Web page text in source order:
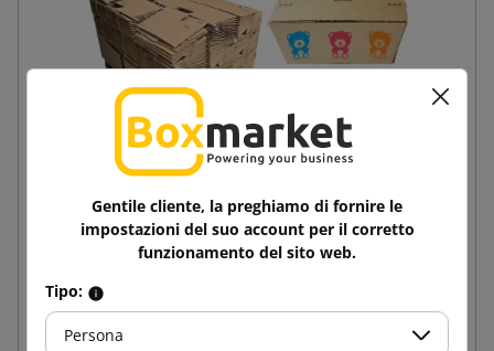
169x130x70 Scatola di spedizione con fondo
automatico SendBox S10 con stampa
da 0,57 € tasse incl.
Gentile cliente, la preghiamo di fornire le
impostazioni del suo account per il corretto
funzionamento del sito web.
Tipo:
Persona